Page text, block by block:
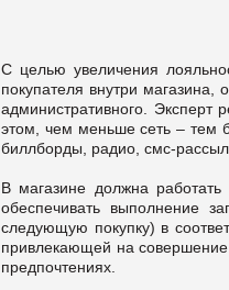
С целью увеличения
покупателя внутри
административного. Эксперт
этом, чем меньше сеть – тем
биллборды, радио, смс-
В магазине должна
обеспечивать выполнение
следующую покупку) в
привлекающей на
предпочтениях.